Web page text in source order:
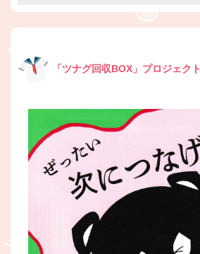
「ツナグ回収BOX」プロジェクト